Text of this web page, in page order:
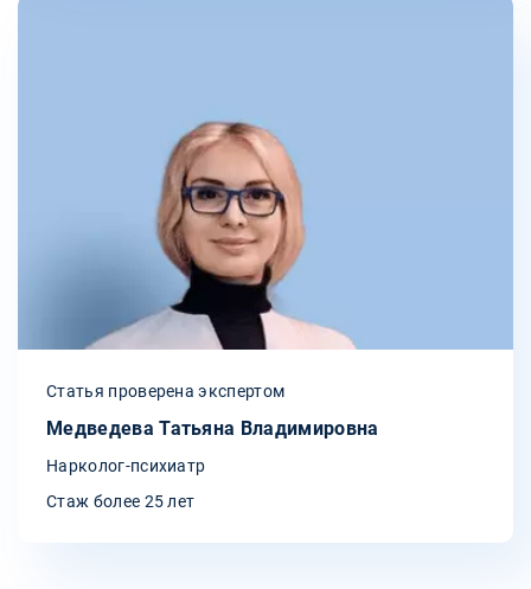
Статья проверена экспертом
Медведева Татьяна Владимировна
Нарколог-психиатр
Стаж более 25 лет